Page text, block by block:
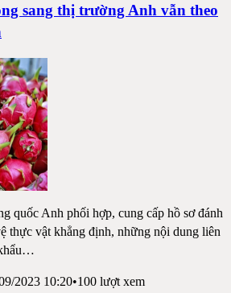
sang thị trường Anh vẫn theo
quốc Anh phối hợp, cung cấp hồ sơ đánh
thực vật khẳng định, những nội dung liên
…
2023 10:20•100 lượt xem